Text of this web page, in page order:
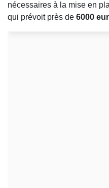
nécessaires à la mise en
qui prévoit près de 6000